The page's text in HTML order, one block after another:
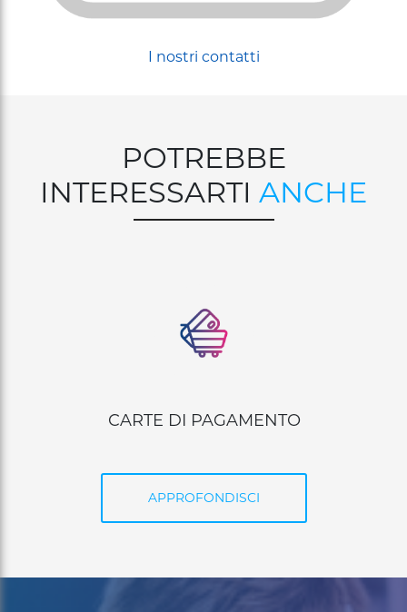
I nostri contatti
POTREBBE
INTERESSARTI ANCHE
FINANZIAMENTI
APPROFONDISCI